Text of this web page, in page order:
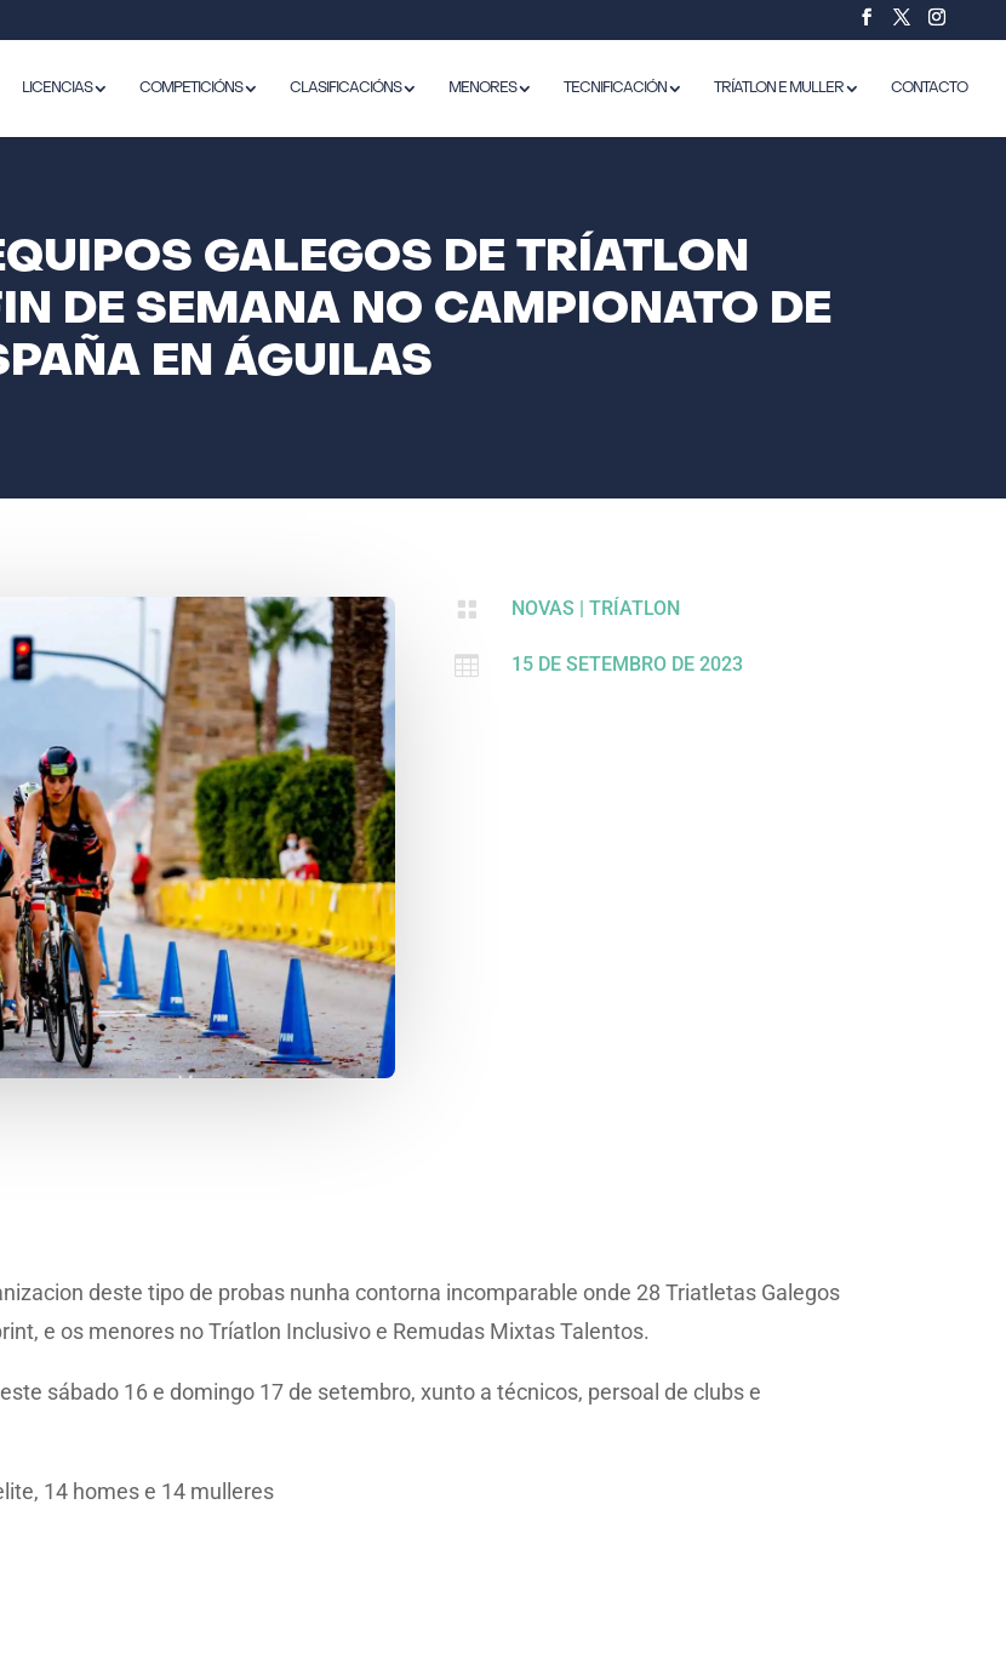
LICENCIAS COMPETICIÓNS CLASIFICACIÓNS MENORES TECNIFICACIÓN TRÍATLON E MULLER CONTACTO
GALEGOS DE TRÍATLON
DE SEMANA NO CAMPIONATO DE
EN ÁGUILAS
 NOVAS |TRÍATLON
 15 DE SETEMBRO DE 2023
deste tipo de probas nunha contorna incomparable onde 28 Triatletas Galegos
e os menores no Tríatlon Inclusivo e Remudas Mixtas Talentos.
sábado 16 e domingo 17 de setembro, xunto a técnicos, persoal de clubs e
14 homes e 14 mulleres